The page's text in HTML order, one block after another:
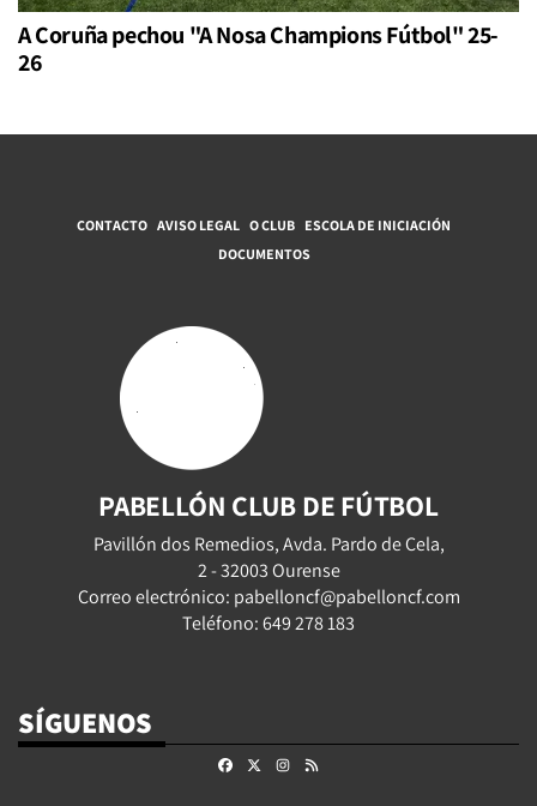
A Coruña pechou "A Nosa Champions Fútbol" 25-
26
CONTACTO AVISO LEGAL O CLUB ESCOLA DE INICIACIÓN
DOCUMENTOS
PABELLÓN CLUB DE FÚTBOL
Pavillón dos Remedios, Avda. Pardo de Cela,
2 - 32003 Ourense
Correo electrónico: pabelloncf@pabelloncf.com
Teléfono: 649 278 183
SÍGUENOS
FacebookInstagram